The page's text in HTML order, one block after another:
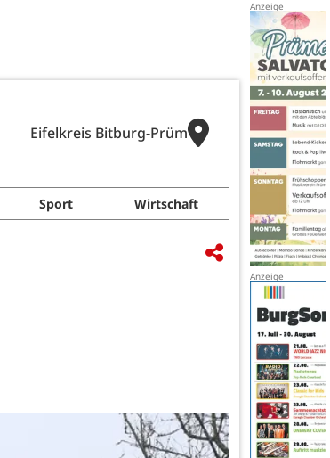
Eifelkreis Bitburg-Prüm
Sport Wirtschaft